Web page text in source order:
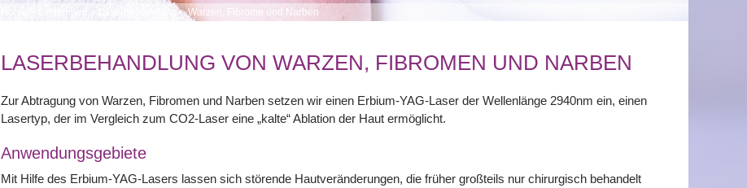
Leistungen >Warzen, Fibrome und Narben
LASERBEHANDLUNG VON WARZEN, FIBROMEN UND NARBEN
Zur Abtragung von Warzen, Fibromen und Narben setzen wir einen Erbium-YAG-Laser der Wellenlänge 2940nm ein, einen
Lasertyp, der im Vergleich zum CO2-Laser eine „kalte“ Ablation der Haut ermöglicht.
Anwendungsgebiete
Mit Hilfe des Erbium-YAG-Lasers lassen sich störende Hautveränderungen, die früher großteils nur chirurgisch behandelt